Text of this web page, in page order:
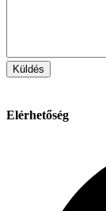
Küldés
Elérhetőség